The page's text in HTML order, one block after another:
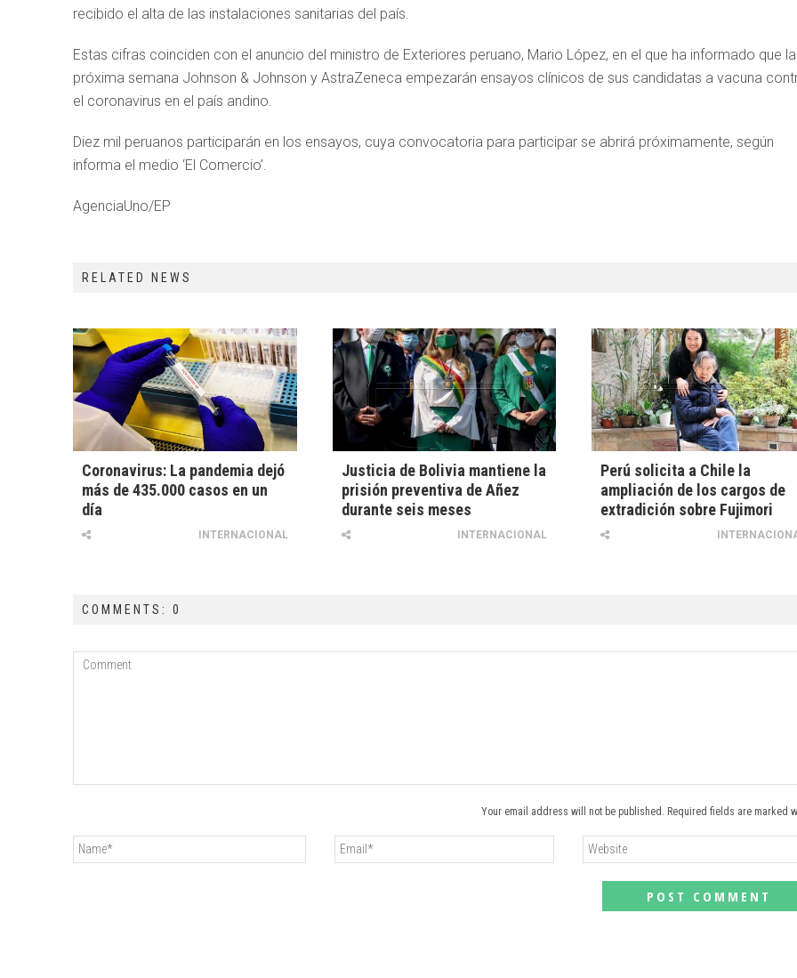
recibido el alta de las instalaciones sanitarias del país.
Estas cifras coinciden con el anuncio del ministro de Exteriores peruano, Mario López, en el que ha informado que la
próxima semana Johnson & Johnson y AstraZeneca empezarán ensayos clínicos de sus candidatas a vacuna
el coronavirus en el país andino.
Diez mil peruanos participarán en los ensayos, cuya convocatoria para participar se abrirá próximamente, según
informa el medio ‘El Comercio’.
AgenciaUno/EP
RELATED NEWS
Coronavirus: La pandemia dejó
más de 435.000 casos en un
día
INTERNACIONAL
Justicia de Bolivia mantiene la
prisión preventiva de Añez
durante seis meses
INTERNACIONAL
Perú solicita a Chile la
ampliación de los cargos de
extradición sobre Fujimori
COMMENTS: 0
Your email address will not be published. Required fields are marked